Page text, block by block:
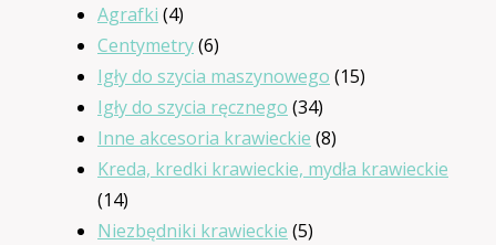
Agrafki 44
produkty
Centymetry 66
produktów
Igły do szycia maszynowego 1515
Igły do szycia ręcznego 3434
produkty
Inne akcesoria krawieckie 88
produktów
Kreda, kredki krawieckie, mydła krawieckie
1414
produktów
Niezbędniki krawieckie 55